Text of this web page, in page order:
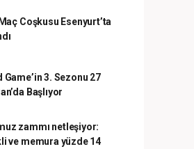
Coşkusu Esenyurt’ta
Game’in 3. Sezonu 27
Başlıyor
zammı netleşiyor:
ve memura yüzde 14